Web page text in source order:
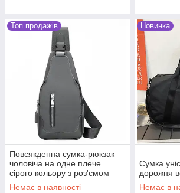
Топ продажів
Повсякденна сумка-рюкзак
чоловіча на одне плече
сірого кольору з роз'ємом
USB
Немає в наявності
Новинка
Сумка
дорожня
Немає в